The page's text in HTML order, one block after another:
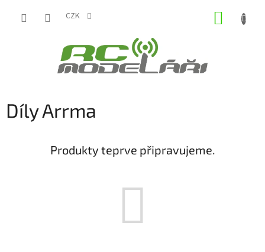
CZK
Díly Arrma
Produkty teprve připravujeme.